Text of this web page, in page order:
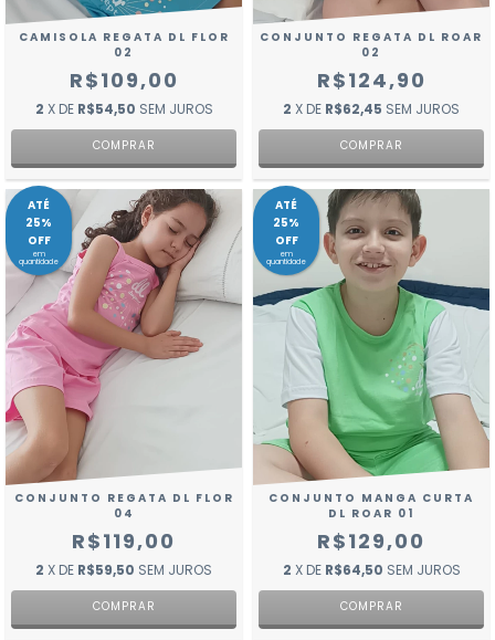
CAMISOLA REGATA DL FLOR
02
R$109,00
2 X DE R$54,50 SEM JUROS
COMPRAR
CONJUNTO REGATA DL ROAR
02
R$124,90
2 X DE R$62,45 SEM JUROS
COMPRAR
ATÉ
25%
OFF
em
quantidade
CONJUNTO REGATA DL FLOR
04
R$119,00
2 X DE R$59,50 SEM JUROS
COMPRAR
ATÉ
25%
OFF
em
quantidade
CONJUNTO MANGA CURTA
DL ROAR 01
R$129,00
2 X DE R$64,50 SEM JUROS
COMPRAR